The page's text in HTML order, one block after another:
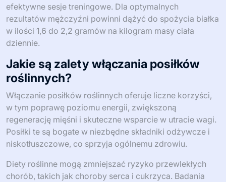
efektywne sesje treningowe. Dla optymalnych
rezultatów mężczyźni powinni dążyć do spożycia białka
w ilości 1,6 do 2,2 gramów na kilogram masy ciała
dziennie.
Jakie są zalety włączania posiłków
roślinnych?
Włączanie posiłków roślinnych oferuje liczne korzyści,
w tym poprawę poziomu energii, zwiększoną
regenerację mięśni i skuteczne wsparcie w utracie wagi.
Posiłki te są bogate w niezbędne składniki odżywcze i
niskotłuszczowe, co sprzyja ogólnemu zdrowiu.
Diety roślinne mogą zmniejszać ryzyko przewlekłych
chorób, takich jak choroby serca i cukrzyca. Badania